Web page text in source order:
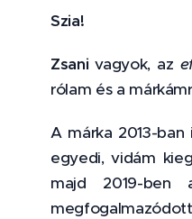
Szia!
Zsanivagyok, az
rólam és a
A márka 2013-
egyedi, vidám
majd 2019-ben